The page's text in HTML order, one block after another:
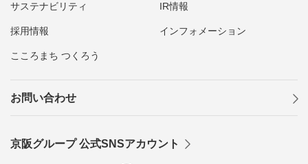
サステナビリティ IR情報
採用情報 インフォメーション
こころまち つくろう
お問い合わせ
京阪グループ 公式SNSアカウント